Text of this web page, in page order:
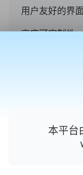
用户友好的界
高度可定制性
是专业开发者
视频平台。立
本平台